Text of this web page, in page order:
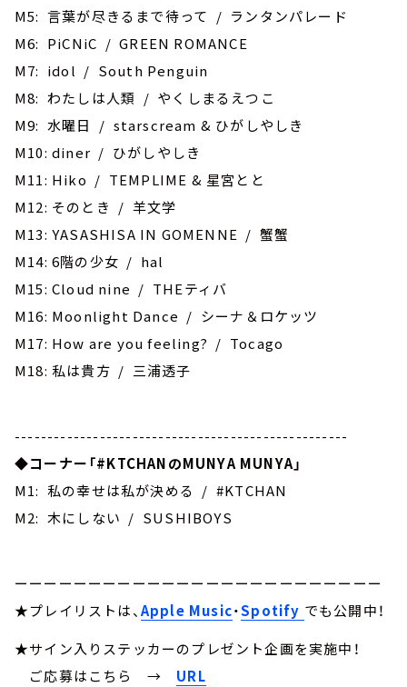
M5: 言葉が尽きるまで待って / ランタンパレード
M6: ‎PiCNiC / GREEN ROMANCE
M7: idol / South Penguin
M8: わたしは人類 / やくしまるえつこ
M9: 水曜日 / starscream & ひがしやしき
M10: diner / ひがしやしき
M11: ‎Hiko / TEMPLIME & 星宮とと
M12: そのとき / 羊文学
M13: YASASHISA IN GOMENNE / 蟹蟹
M14: 6階の少女 / hal
M15: Cloud nine / THEティバ
M16: Moonlight Dance / シーナ＆ロケッツ
M17: How are you feeling? / Tocago
M18: 私は貴方 / 三浦透子
---------------------------------------------------
◆コーナー「#KTCHANのMUNYA MUNYA」
M1: 私の幸せは私が決める / #KTCHAN
M2: 木にしない / SUSHIBOYS
ーーーーーーーーーーーーーーーーーーーーーーーーー
★プレイリストは、Apple Music・Spotify でも公開中！
★サイン入りステッカーのプレゼント企画を実施中！
ご応募はこちら →
URL